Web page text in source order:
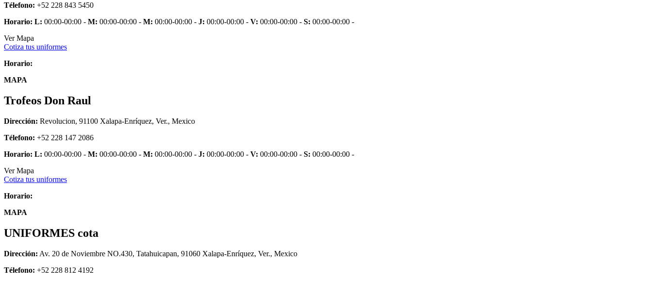
Télefono: +52 228 843 5450
Horario: L: 00:00-00:00 - M: 00:00-00:00 - M: 00:00-00:00 - J: 00:00-00:00 - V: 00:00-00:00 - S: 00:00-00:00 -
Ver Mapa
Cotiza tus uniformes
Horario:
MAPA
Trofeos Don Raul
Dirección: Revolucion, 91100 Xalapa-Enríquez, Ver., Mexico
Télefono: +52 228 147 2086
Horario: L: 00:00-00:00 - M: 00:00-00:00 - M: 00:00-00:00 - J: 00:00-00:00 - V: 00:00-00:00 - S: 00:00-00:00 -
Ver Mapa
Cotiza tus uniformes
Horario:
MAPA
UNIFORMES cota
Dirección: Av. 20 de Noviembre NO.430, Tatahuicapan, 91060 Xalapa-Enríquez, Ver., Mexico
Télefono: +52 228 812 4192